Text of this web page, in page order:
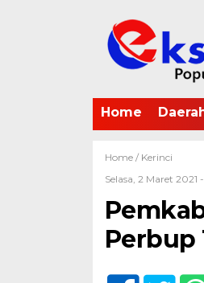
Home
Home / Kerinci
Selasa, 2 Maret 2021
Perbup